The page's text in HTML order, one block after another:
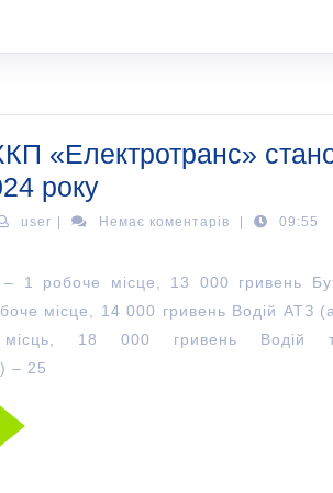
«Електротранс»
року
user | Немає коментарів | 09:55
– 1 робоче місце, 13 000 гривень
місце, 14 000 гривень Водій АТЗ
18 000 гривень Водій
– 25